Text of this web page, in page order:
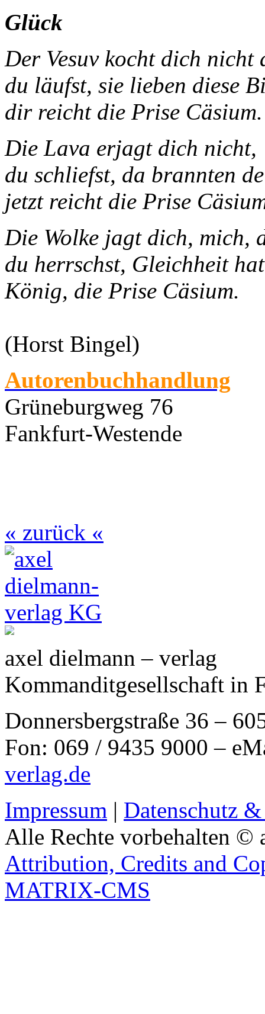
Glück
Der Vesuv kocht
du läufst, sie lieben diese
dir reicht die Prise Cäsium.
Die Lava erjagt dich nicht,
du schliefst, da brannten
jetzt reicht die Prise
Die Wolke jagt dich, mich,
du herrschst, Gleichheit
König, die Prise Cäsium.
(Horst Bingel)
Autorenbuchhandlung
Grüneburgweg 76
Fankfurt-Westende
« zurück «
axel dielmann – verlag
Kommanditgesellschaft in
Donnersbergstraße 36 –
Fon: 069 / 9435 9000 –
verlag.de
Impressum | Datenschutz
Alle Rechte vorbehalten ©
Attribution, Credits and
MATRIX-CMS